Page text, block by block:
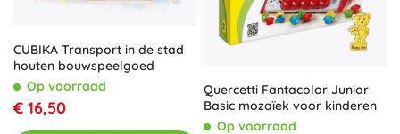
CUBIKA Transport in de stad
houten bouwspeelgoed
Op voorraad
€ 16,50
Quercetti Fantacolor Junior
Basic mozaïek voor kinderen
Op voorraad